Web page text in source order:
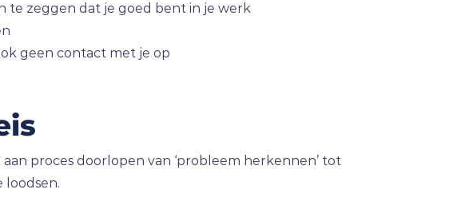
te zeggen dat je goed bent in je werk
geen contact met je op
proces doorlopen van ‘probleem herkennen’ tot
loodsen.